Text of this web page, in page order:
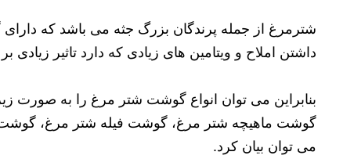
شترمرغ از جمله پرندگان بزرگ جثه می باشد که
داشتن املاح و ویتامین های زیادی که دارد تاثیر
بنابراین می توان انواع گوشت شتر مرغ را به صورت
گوشت ماهیچه شتر مرغ، گوشت فیله شتر مرغ،
می توان بیان کرد.